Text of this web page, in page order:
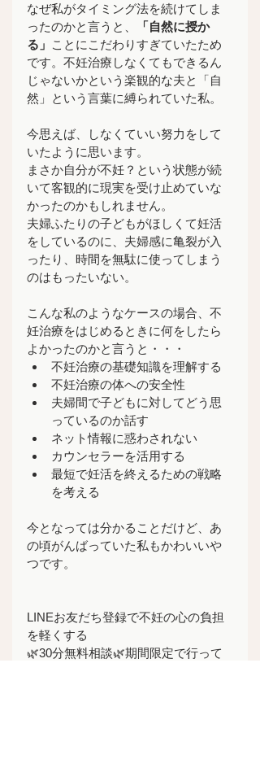
なぜ私がタイミング法を続けてしま
ったのかと言うと、
「自然に授か
る」 ことにこだわりすぎていたため
です。不妊治療しなくてもできるん
じゃないかという楽観的な夫と「自
然」という言葉に縛られていた私。
今思えば、しなくていい努力をして
いたように思います。
まさか自分が不妊？という状態が続
いて客観的に現実を受け止めていな
かったのかもしれません。
夫婦ふたりの子どもがほしくて妊活
をしているのに、夫婦感に亀裂が入
ったり、時間を無駄に使ってしまう
のはもったいない。
こんな私のようなケースの場合、不
妊治療をはじめるときに何をしたら
よかったのかと言うと・・・
不妊治療の基礎知識を理解する
不妊治療の体への安全性
夫婦間で子どもに対してどう思
っているのか話す
ネット情報に惑わされない
カウンセラーを活用する
最短で妊活を終えるための戦略
を考える
今となっては分かることだけど、あ
の頃がんばっていた私もかわいいや
つです。
LINEお友だち登録で不妊の心の負担
を軽くする
🌿30分無料相談🌿期間限定で行って